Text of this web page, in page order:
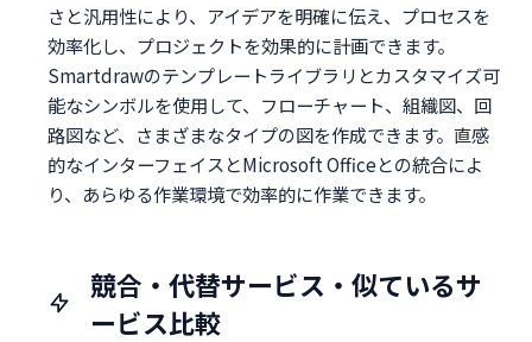
さと汎用性により、アイデアを明確に伝え、プロセスを
効率化し、プロジェクトを効果的に計画できます。
Smartdrawのテンプレートライブラリとカスタマイズ可
能なシンボルを使用して、フローチャート、組織図、回
路図など、さまざまなタイプの図を作成できます。直感
的なインターフェイスとMicrosoft Officeとの統合によ
り、あらゆる作業環境で効率的に作業できます。
競合・代替サービス・似ているサ
ービス比較